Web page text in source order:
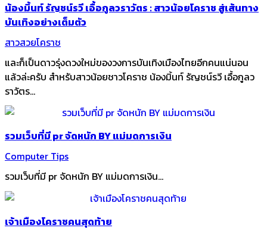
น้องมิ้นท์ รัญชน์รวี เอื้อกูลวราวัตร : สาวน้อยโคราช สู่เส้นทาง
บันเทิงอย่างเต็มตัว
สาวสวยโคราช
และก็เป็นดาวรุ่งดวงใหม่ของวงการบันเทิงเมืองไทยอีกคนแน่นอน
แล้วล่ะครับ สำหรับสาวน้อยชาวโคราช น้องมิ้นท์ รัญชน์รวี เอื้อกูลว
ราวัตร...
รวมเว็บที่มี pr จัดหนัก BY แม่มดการเงิน
Computer Tips
รวมเว็บที่มี pr จัดหนัก BY แม่มดการเงิน...
เจ้าเมืองโคราชคนสุดท้าย